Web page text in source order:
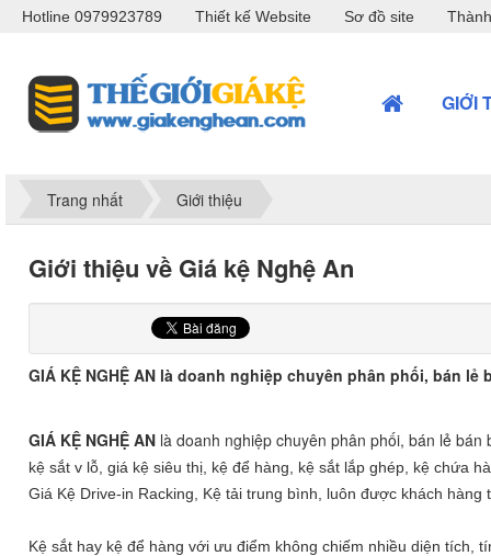
Hotline 0979923789 Thiết kế Website Sơ đồ site
GIỚI
Trang nhất Giới thiệu
Giới thiệu về Giá kệ Nghệ An
GIÁ KỆ NGHỆ AN là doanh nghiệp chuyên phân phối, bán
GIÁ KỆ NGHỆ AN là doanh nghiệp chuyên phân phối, bán lẻ
kệ sắt v lỗ, giá kệ siêu thị, kệ để hàng, kệ sắt lắp ghép, kệ chứa
Giá Kệ Drive-in Racking, Kệ tải trung bình, luôn được khách
Kệ sắt hay kệ để hàng với ưu điểm không chiếm nhiều diện tích,